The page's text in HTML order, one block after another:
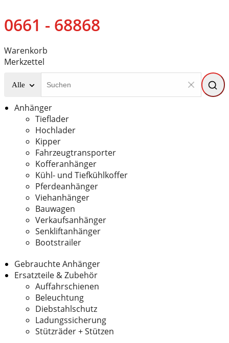
0661 - 68868
Warenkorb
Merkzettel
Alle
Anhänger
Tieflader
Hochlader
Kipper
Fahrzeugtransporter
Kofferanhänger
Kühl- und Tiefkühlkoffer
Pferdeanhänger
Viehanhänger
Bauwagen
Verkaufsanhänger
Senkliftanhänger
Bootstrailer
Gebrauchte Anhänger
Ersatzteile & Zubehör
Auffahrschienen
Beleuchtung
Diebstahlschutz
Ladungssicherung
Stützräder + Stützen